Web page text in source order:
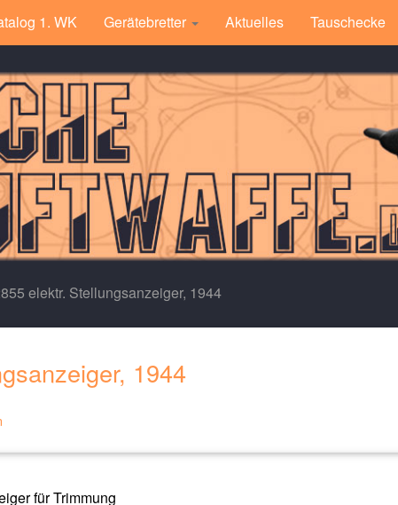
1. WK Gerätebretter Aktuelles Tauschecke
elektr. Stellungsanzeiger, 1944
1944
für Trimmung